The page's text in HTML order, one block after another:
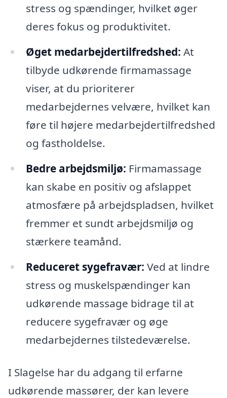
stress og spændinger, hvilket øger
deres fokus og produktivitet.
Øget medarbejdertilfredshed: At
tilbyde udkørende firmamassage
viser, at du prioriterer
medarbejdernes velvære, hvilket kan
føre til højere medarbejdertilfredshed
og fastholdelse.
Bedre arbejdsmiljø: Firmamassage
kan skabe en positiv og afslappet
atmosfære på arbejdspladsen, hvilket
fremmer et sundt arbejdsmiljø og
stærkere teamånd.
Reduceret sygefravær: Ved at lindre
stress og muskelspændinger kan
udkørende massage bidrage til at
reducere sygefravær og øge
medarbejdernes tilstedeværelse.
I Slagelse har du adgang til erfarne
udkørende massører, der kan levere